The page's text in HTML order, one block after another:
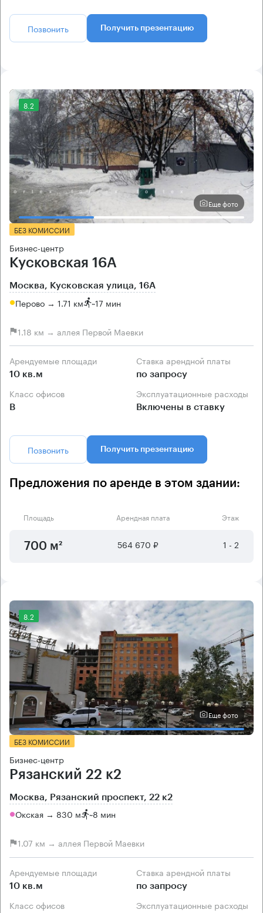
Позвонить Получить презентацию
8.2
Еще фото
БЕЗ КОМИССИИ
Бизнес-центр
Кусковская 16А
Москва, Кусковская улица, 16А
Перово → 1.71 км ~17 мин
1.18 км → аллея Первой Маевки
Арендуемые площади
10 кв.м
Ставка арендной платы
по запросу
Класс офисов
B
Эксплуатационные расходы
Включены в ставку
Позвонить Получить презентацию
Предложения по аренде в этом здании:
Площадь Арендная плата Этаж
700 м² 564 670 ₽ 1 - 2
8.2
Еще фото
БЕЗ КОМИССИИ
Бизнес-центр
Рязанский 22 к2
Москва, Рязанский проспект, 22 к2
Окская → 830 м ~8 мин
1.07 км → аллея Первой Маевки
Арендуемые площади
10 кв.м
Ставка арендной платы
по запросу
Класс офисов Эксплуатационные расходы